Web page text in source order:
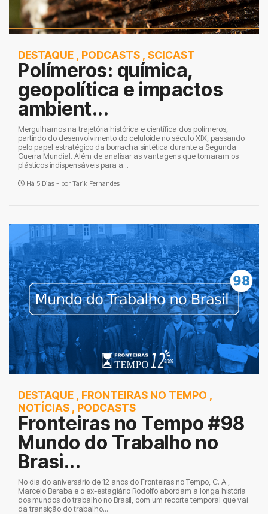
DESTAQUE , PODCASTS , SCICAST
Polímeros: química,
geopolítica e impactos
ambient...
Mergulhamos na trajetória histórica e científica dos polímeros,
partindo do desenvolvimento do celuloide no século XIX, passando
pelo papel estratégico da borracha sintética durante a Segunda
Guerra Mundial. Além de analisar as vantagens que tornaram os
plásticos indispensáveis para a...
Há 5 Dias - por Tarik Fernandes
DESTAQUE , FRONTEIRAS NO TEMPO ,
NOTÍCIAS , PODCASTS
Fronteiras no Tempo #98
Mundo do Trabalho no
Brasi...
No dia do aniversário de 12 anos do Fronteiras no Tempo, C. A.,
Marcelo Beraba e o ex-estagiário Rodolfo abordam a longa história
dos mundos do trabalho no Brasil, com um recorte temporal que vai
da transição do trabalho...